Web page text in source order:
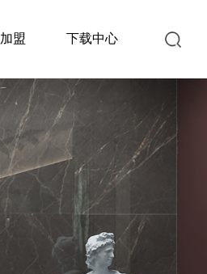
盟 下载中心